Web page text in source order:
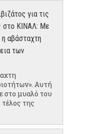
για τις
στο ΚΙΝΑΛ: Με
αβάσταχτη
των
Αυτή
στο μυαλό του
της